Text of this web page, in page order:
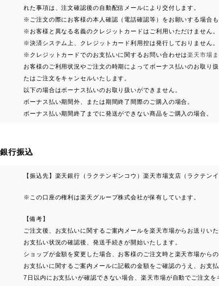
れた事項は、注文確認後の自動配信メールにより交付します。
※ご注文の際にお客様の本人確認（電話確認等）をお願いする場合
※お客様と異なる名義のクレジットカードはご利用いただけません。
※決済システム上、クレジットカード利用控は発行しておりません。
※クレジットカードでのお支払いに関するお問い合わせは楽天市場
お客様のご利用状況やご注文の時期によってボーナス払いのお取り
たはご注文をキャンセルいたします。
以下の場合はボーナス払いのお取り扱いができません。
ボーナス払い期間外、または期間終了間際のご購入の場合。
ボーナス払い期間終了までに発送ができない商品をご購入の場合。
銀行振込
【振込先】楽天銀行（ラクテンギンコウ）楽天市場支店（ラクテ
※この口座の権利は楽天グループ株式会社が保有しています。
【備考】
ご注文後、お支払いに関するご案内メールを楽天市場からお送りい
お支払い状況の確認後、発送手続きが開始いたします。
ショップが金額を変更した場合、お客様のご注文時と楽天市場から
お支払いに関するご案内メールに記載の金額をご確認のうえ、お支
7日以内にお支払いが確認できない場合、楽天市場が自動でご注文を